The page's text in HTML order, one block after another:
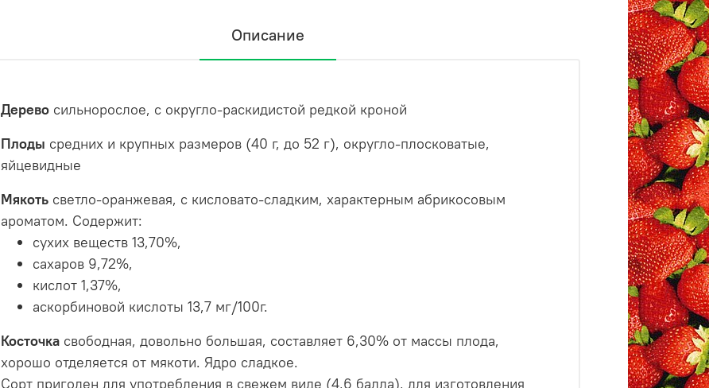
Описание
Дерево сильнорослое, с округло-раскидистой редкой кроной
Плоды средних и крупных размеров (40 г, до 52 г), округло-плосковатые,
яйцевидные
Мякоть светло-оранжевая, с кисловато-сладким, характерным абрикосовым
ароматом. Содержит:
сухих веществ 13,70%,
сахаров 9,72%,
кислот 1,37%,
аскорбиновой кислоты 13,7 мг/100г.
Косточка свободная, довольно большая, составляет 6,30% от массы плода,
хорошо отделяется от мякоти. Ядро сладкое.
Сорт пригоден для употребления в свежем виде (4,6 балла), для изготовления